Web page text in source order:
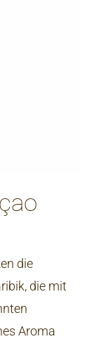
die
die mit
Aroma